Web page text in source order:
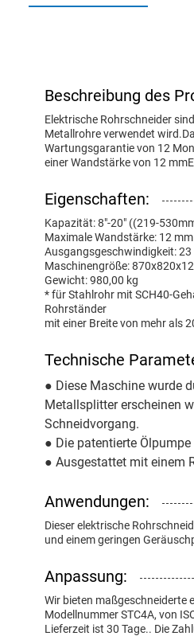
Beschreibung des
Elektrische Rohrschneider
Metallrohre verwendet
Wartungsgarantie von 12
einer Wandstärke von 12
Eigenschaften:
Kapazität: 8"-20" ((219-
Maximale Wandstärke: 12 mm
Ausgangsgeschwindigkeit: 23
Maschinengröße:
Gewicht: 980,00 kg
* für Stahlrohr mit SCH40-
Rohrständer
mit einer Breite von mehr als
Technische
● Diese Maschine wurde
Metallsplitter erscheinen
Schneidvorgang.
● Die patentierte
● Ausgestattet mit einem
Anwendungen:
Dieser elektrische
und einem geringen
Anpassung:
Wir bieten maßgeschneiderte
Modellnummer STC4A, von
Lieferzeit ist 30 Tage.. Die